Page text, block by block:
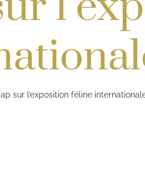
sur l’exposition féline